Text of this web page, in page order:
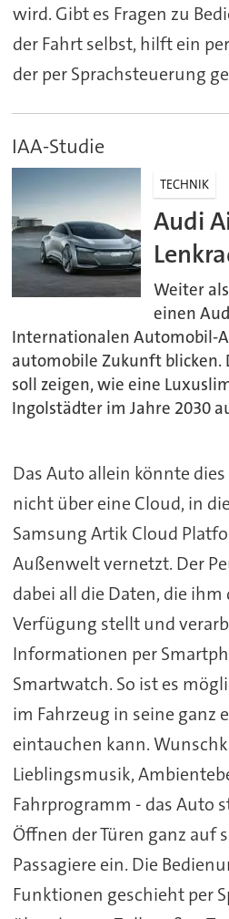
wird. Gibt es Fragen zu
der Fahrt selbst, hilft ein
der per Sprachsteuerung
IAA-Studie
TECHNIK
Audi
Weiter
einen
Internationalen Automobil-
automobile Zukunft blicken.
soll zeigen, wie eine
Ingolstädter im Jahre 2030
Das Auto allein könnte
nicht über eine Cloud, in
Samsung Artik Cloud
Außenwelt vernetzt. Der
dabei all die Daten, die ihm
Verfügung stellt und
Informationen per
Smartwatch. So ist es
im Fahrzeug in seine ganz
eintauchen kann.
Lieblingsmusik,
Fahrprogramm - das Auto
Öffnen der Türen ganz auf
Passagiere ein. Die
Funktionen geschieht per